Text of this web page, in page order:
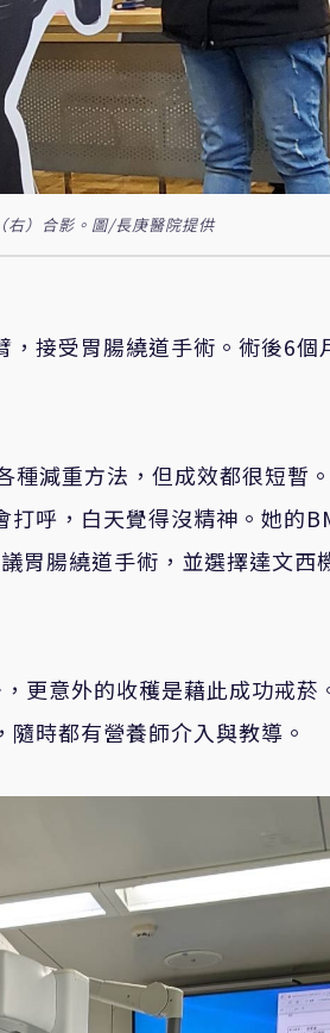
右）合影。圖/長庚醫院提供
接受胃腸繞道手術。術後6個
減重方法，但成效都很短暫
呼，白天覺得沒精神。她的
胃腸繞道手術，並選擇達文西
更意外的收穫是藉此成功戒菸
時都有營養師介入與教導。